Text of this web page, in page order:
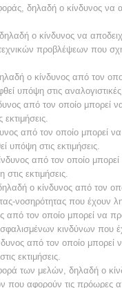
δηλαδή ο κίνδυνος να
ο κίνδυνος να
προβλέψεων που
ο κίνδυνος από τον
υπόψη στις
από τον οποίο μπορεί
από τον οποίο μπορεί
στις εκτιμήσεις.
από τον οποίο
εκτιμήσεις.
ο κίνδυνος από τον
νοσηρότητας που έχουν
τον οποίο μπορεί να
κινδύνων που
από τον οποίο
εκτιμήσεις.
των μελών, δηλαδή ο
αφορούν τις πρόωρες